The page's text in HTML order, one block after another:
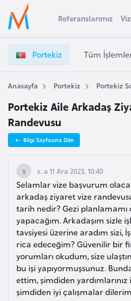
Ülke Seçimi
Başvuru yapmak istediğiniz ülkeyi seçin
Üye
Girişi
o
t
e
k
z
V
i
z
e
İ
e
m
l
e
r
Referanslarımız
Portekiz Tüm
Anasayfa Portekiz Portekiz
Portekiz Aile Arkadaş
Randevusu
Bilgi Sayfasına Dön
s. a 11 Ara 2023, 10:40
Selamlar vize başvurum
arkadaş ziyaret vize
tarih nedir? Gezi planlamamı
yapacağım. Arkadaşım sizle
tavsiyesi üzerine aradım sizi,
rica edeceğim? Güvenilir bir
yorumları okudum, size
bu işi yapıyormuşsunuz.
ettim, şimdiden
şimdiden iyi çalışmalar
s
t
r
a
A
v
u
s
t
u
r
y
a
A
z
e
r